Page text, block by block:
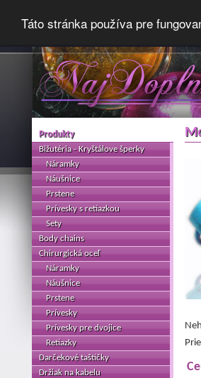
Táto stránka používa pre
Produkty
Bižutéria - Kryštálove šperky
Náramky
Náušnice
Prstene
Prívesky s retiazkou
Sety
Body chains
Chirurgická oceľ
Náramky
Náušnice
Prstene
Prívesky
Prívesky pre dvojice
Retiazky
Darčekové taštičky
Držiak na kabelu